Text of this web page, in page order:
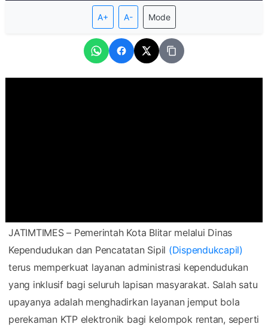
A+ A- Mode
JATIMTIMES – Pemerintah Kota Blitar melalui Dinas
Kependudukan dan Pencatatan Sipil (Dispendukcapil)
terus memperkuat layanan administrasi kependudukan
yang inklusif bagi seluruh lapisan masyarakat. Salah satu
upayanya adalah menghadirkan layanan jemput bola
perekaman KTP elektronik bagi kelompok rentan, seperti